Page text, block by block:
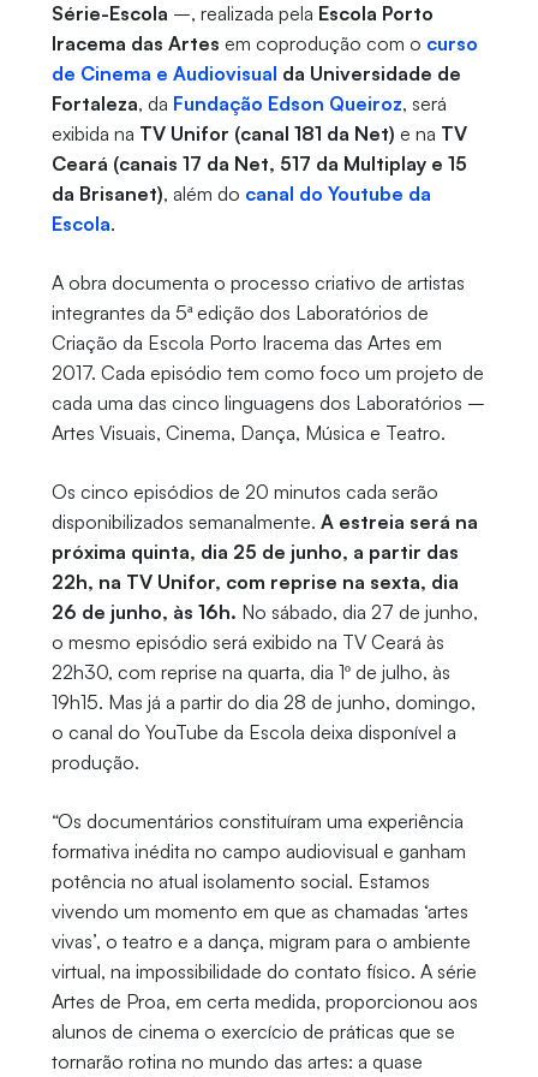
Série-Escola –, realizada pela Escola Porto
Iracema das Artes em coprodução com o curso
de Cinema e Audiovisual da Universidade de
Fortaleza, da Fundação Edson Queiroz, será
exibida na TV Unifor (canal 181 da Net) e na TV
Ceará (canais 17 da Net, 517 da Multiplay e 15
da Brisanet), além do canal do Youtube da
Escola.
A obra documenta o processo criativo de artistas
integrantes da 5ª edição dos Laboratórios de
Criação da Escola Porto Iracema das Artes em
2017. Cada episódio tem como foco um projeto de
cada uma das cinco linguagens dos Laboratórios –
Artes Visuais, Cinema, Dança, Música e Teatro.
Os cinco episódios de 20 minutos cada serão
disponibilizados semanalmente. A estreia será na
próxima quinta, dia 25 de junho, a partir das
22h, na TV Unifor, com reprise na sexta, dia
26 de junho, às 16h. No sábado, dia 27 de junho,
o mesmo episódio será exibido na TV Ceará às
22h30, com reprise na quarta, dia 1º de julho, às
19h15. Mas já a partir do dia 28 de junho, domingo,
o canal do YouTube da Escola deixa disponível a
produção.
“Os documentários constituíram uma experiência
formativa inédita no campo audiovisual e ganham
potência no atual isolamento social. Estamos
vivendo um momento em que as chamadas ‘artes
vivas’, o teatro e a dança, migram para o ambiente
virtual, na impossibilidade do contato físico. A série
Artes de Proa, em certa medida, proporcionou aos
alunos de cinema o exercício de práticas que se
tornarão rotina no mundo das artes: a quase